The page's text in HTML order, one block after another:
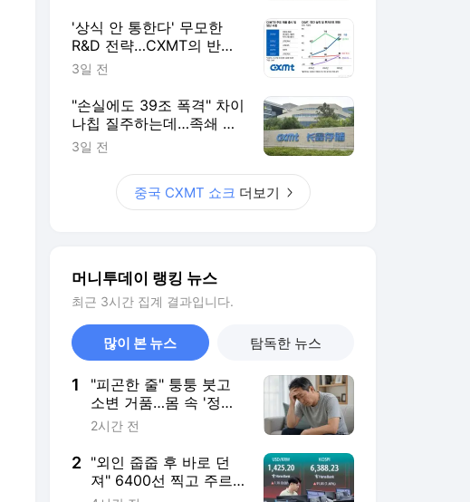
'상식 안 통한다' 무모한
R&D 전략…CXMT의 반도
체 축지법
3일 전
"손실에도 39조 폭격" 차이
나칩 질주하는데…족쇄 찬
'삼전닉스' 탄식
3일 전
중국 CXMT 쇼크 더보기
머니투데이 랭킹 뉴스
최근 3시간 집계 결과입니다.
많이 본 뉴스 탐독한 뉴스
1
"피곤한 줄" 퉁퉁 붓고
소변 거품…몸 속 '정수
기' 망가진 신호였다
2시간 전
2 "외인 줍줍 후 바로 던
져" 6400선 찍고 주르
륵...'장투'의 조건은